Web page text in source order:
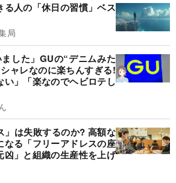
人の「休日の習慣」ベス
局
ました」GUの“デニムみた
ャレなのに楽ちんすぎる!
い」「楽なのでヘビロテし
」は失敗するのか? 高額な
なる「フリーアドレスの座
凶」と組織の生産性を上げ